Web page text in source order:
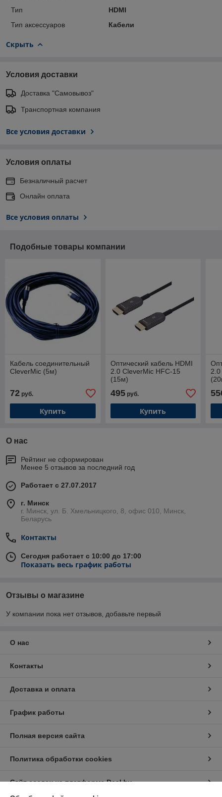
Тип
HDMI
Тип аксессуаров
Кабели
Скрыть
Условия доставки
Доставка "Самовывоз"
Транспортная компания
Все условия доставки
Условия оплаты
Безналичный расчет
Онлайн оплата
Все условия оплаты
Подобные товары компании
Кабель соединительный
CleverMic (5м)
72 руб.
Купить
Оптический кабель HDMI
2.0 CleverMic HFC-15
(15м)
495руб.
Купить
2.0
О нас
Рейтинг не сформирован
Менее 5 отзывов за последний год
Работает с 27.07.2017
г. Минск
г. Минск, ул. Б. Хмельницкого, 8, офис 010, Минск,
Беларусь
Контакты
Сегодня работает с 10:00 до 17:00
Показать весь график работы
Отзывы о магазине
У компании пока нет отзывов, добавьте первый
О нас
Контакты
Доставка и оплата
График работы
Полная версия сайта
Политика обработки cookies
Сайт создан на платформе Deal.by